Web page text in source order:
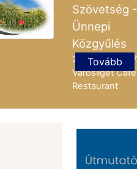
Szövetség -
Ünnepi
Közgyűlés
2026. május 27.
Városliget
Restaurant
Tovább